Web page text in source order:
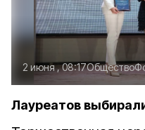
2 июня , 08:17Общество
Лауреатов